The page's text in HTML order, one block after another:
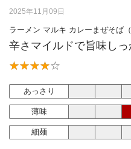
2025年11月09日
ラーメン マルキ カレーまぜそば
辛さマイルドで旨味しっ
あっさり
薄味
細麺